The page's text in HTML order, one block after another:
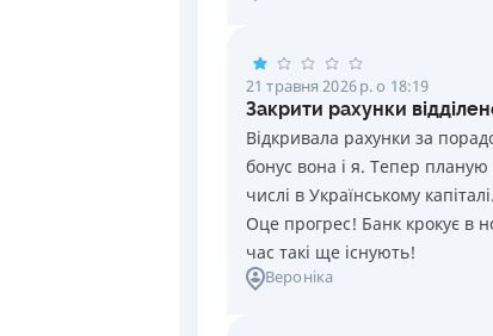
21 травня 2026 р. о 18:19
Закрити рахунки
Відкривала рахунки за
бонус вона і я. Тепер
числі в Українському
Оце прогрес! Банк крокує в
час такі ще існують!
Вероніка